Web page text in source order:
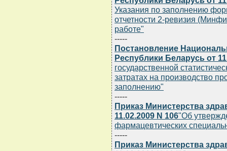
Указания по заполнению
отчетности 2-ревизия
работе"
-----
Постановление
Республики Беларусь от
государственной
затратах на производство
заполнению"
-----
Приказ Министерства
11.02.2009 N 106"Об
фармацевтических
-----
Приказ Министерства